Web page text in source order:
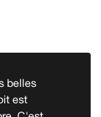
belles
est